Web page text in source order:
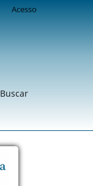
Buscar
Acesso